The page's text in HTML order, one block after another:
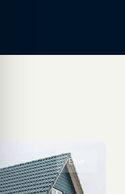
Efter